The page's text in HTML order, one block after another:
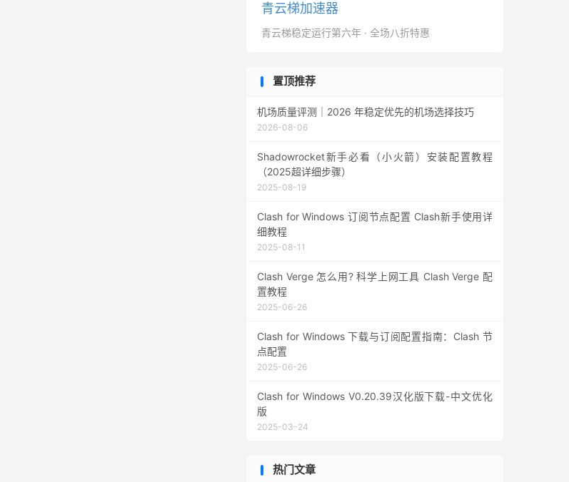
青云梯加速器
青云梯稳定运行第六年 · 全场八折特惠
置顶推荐
机场质量评测｜2026 年稳定优先的机场选择技巧
2026-08-06
Shadowrocket新手必看（小火箭）安装配置教程
（2025超详细步骤）
2025-08-19
Clash for Windows 订阅节点配置 Clash新手使用详
细教程
2025-08-11
Clash Verge 怎么用? 科学上网工具 Clash Verge 配
置教程
2025-06-26
Clash for Windows 下载与订阅配置指南：Clash 节
点配置
2025-06-26
Clash for Windows V0.20.39汉化版下载-中文优化
版
2025-03-24
热门文章